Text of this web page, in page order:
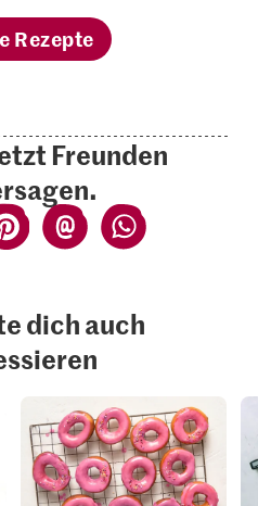
Rezepte
Freunden
dich auch